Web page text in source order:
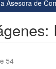
Asesora de
54